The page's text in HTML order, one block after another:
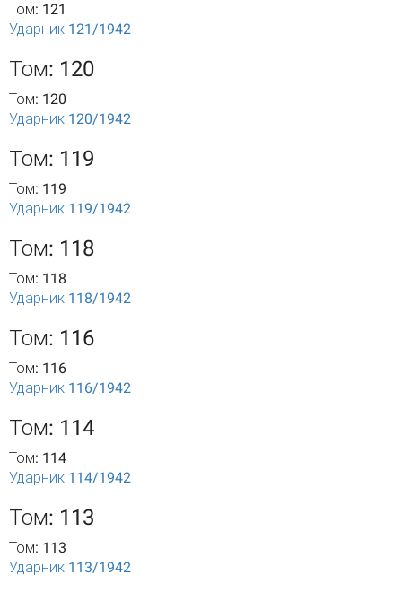
Том: 121
Ударник 121/1942
Том: 120
Том: 120
Ударник 120/1942
Том: 119
Том: 119
Ударник 119/1942
Том: 118
Том: 118
Ударник 118/1942
Том: 116
Том: 116
Ударник 116/1942
Том: 114
Том: 114
Ударник 114/1942
Том: 113
Том: 113
Ударник 113/1942